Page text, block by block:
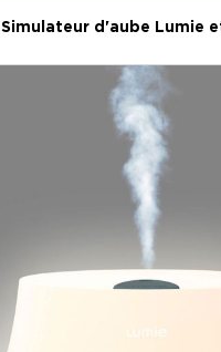
Simulateur d'aube Lumie